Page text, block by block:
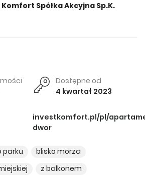
Spółka Akcyjna Sp.K.
Dostępne od
4 kwartał 2023
investkomfort.pl/pl/
dwor
parku
blisko morza
z balkonem